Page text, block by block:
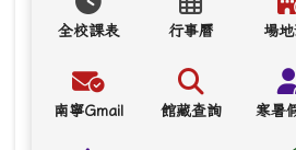
全校課表 行事曆 場
南寧Gmail 館藏查詢 寒暑